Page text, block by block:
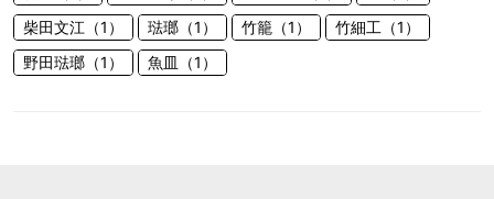
柴田文江（1）
琺瑯（1） 竹籠（1）
竹細工（1）
野田琺瑯（1）
魚皿（1）